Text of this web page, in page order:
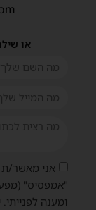
או
אני מאשר/ת
"אמפסיס"
ומענה